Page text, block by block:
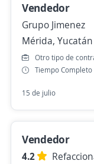
Ejecutivo(a)
Sociedad
Mama, Yucatán
$ 9,000.00 (Mensual)
Anterior
Vendedor
Grupo Jimenez
Mérida, Yucatán
Otro tipo de
Tiempo Completo
15 de julio
Vendedor
4.2